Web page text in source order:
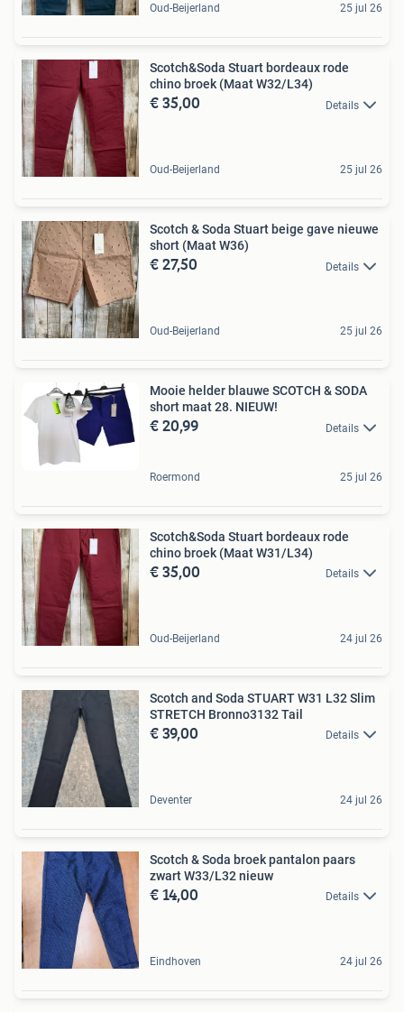
Oud-Beijerland 25 jul 26
Scotch&Soda Stuart bordeaux rode
chino broek (Maat W32/L34)
€ 35,00 Details
Oud-Beijerland 25 jul 26
Scotch & Soda Stuart beige gave nieuwe
short (Maat W36)
€ 27,50 Details
Oud-Beijerland 25 jul 26
Mooie helder blauwe SCOTCH & SODA
short maat 28. NIEUW!
€ 20,99 Details
Roermond 25 jul 26
Scotch&Soda Stuart bordeaux rode
chino broek (Maat W31/L34)
€ 35,00 Details
Oud-Beijerland 24 jul 26
Scotch and Soda STUART W31 L32 Slim
STRETCH Bronno3132 Tail
€ 39,00 Details
Deventer 24 jul 26
Scotch & Soda broek pantalon paars
zwart W33/L32 nieuw
€ 14,00 Details
Eindhoven 24 jul 26